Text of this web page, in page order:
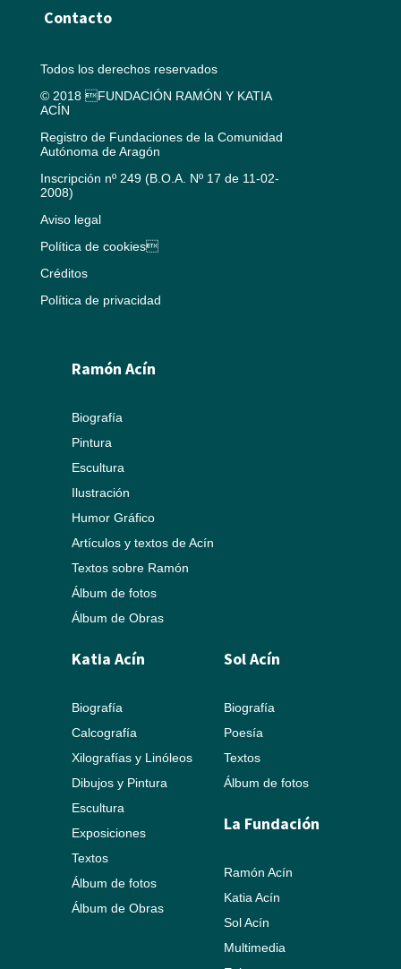
Contacto
Todos los derechos reservados
© 2018 FUNDACIÓN RAMÓN Y KATIA
ACÍN
Registro de Fundaciones de la Comunidad
Autónoma de Aragón
Inscripción nº 249 (B.O.A. Nº 17 de 11-02-
2008)
Aviso legal
Política de cookies
Créditos
Política de privacidad
Ramón Acín
Biografía
Pintura
Escultura
Ilustración
Humor Gráfico
Artículos y textos de Acín
Textos sobre Ramón
Álbum de fotos
Álbum de Obras
Katia Acín
Biografía
Calcografía
Xilografías y Linóleos
Dibujos y Pintura
Escultura
Exposiciones
Textos
Álbum de fotos
Álbum de Obras
Sol Acín
Biografía
Poesía
Textos
Álbum de fotos
La Fundación
Ramón Acín
Katia Acín
Sol Acín
Multimedia